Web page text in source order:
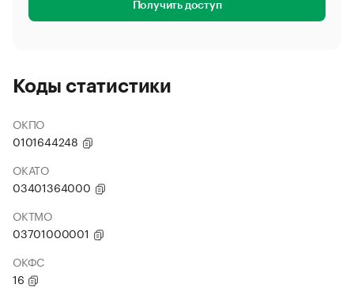
Получить доступ
Коды статистики
ОКПО
0101644248
ОКАТО
03401364000
ОКТМО
03701000001
ОКФС
16